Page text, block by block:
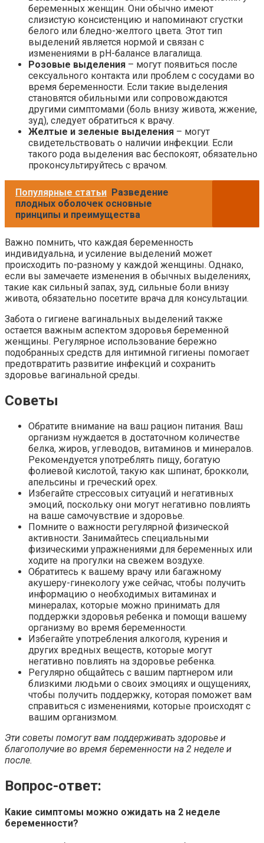
беременных женщин. Они обычно имеют
слизистую консистенцию и напоминают сгустки
белого или бледно-желтого цвета. Этот тип
выделений является нормой и связан с
изменениями в pH-балансе влагалища.
Розовые выделения – могут появиться после
сексуального контакта или проблем с сосудами во
время беременности. Если такие выделения
становятся обильными или сопровождаются
другими симптомами (боль внизу живота, жжение,
зуд), следует обратиться к врачу.
Желтые и зеленые выделения – могут
свидетельствовать о наличии инфекции. Если
такого рода выделения вас беспокоят, обязательно
проконсультируйтесь с врачом.
Популярные статьи Разведение
плодных оболочек основные
принципы и преимущества
Важно помнить, что каждая беременность
индивидуальна, и усиление выделений может
происходить по-разному у каждой женщины. Однако,
если вы замечаете изменения в обычных выделениях,
такие как сильный запах, зуд, сильные боли внизу
живота, обязательно посетите врача для консультации.
Забота о гигиене вагинальных выделений также
остается важным аспектом здоровья беременной
женщины. Регулярное использование бережно
подобранных средств для интимной гигиены помогает
предотвратить развитие инфекций и сохранить
здоровье вагинальной среды.
Советы
Обратите внимание на ваш рацион питания. Ваш
организм нуждается в достаточном количестве
белка, жиров, углеводов, витаминов и минералов.
Рекомендуется употреблять пищу, богатую
фолиевой кислотой, такую как шпинат, брокколи,
апельсины и греческий орех.
Избегайте стрессовых ситуаций и негативных
эмоций, поскольку они могут негативно повлиять
на ваше самочувствие и здоровье.
Помните о важности регулярной физической
активности. Занимайтесь специальными
физическими упражнениями для беременных или
ходите на прогулки на свежем воздухе.
Обратитесь к вашему врачу или багажному
акушеру-гинекологу уже сейчас, чтобы получить
информацию о необходимых витаминах и
минералах, которые можно принимать для
поддержки здоровья ребенка и помощи вашему
организму во время беременности.
Избегайте употребления алкоголя, курения и
других вредных веществ, которые могут
негативно повлиять на здоровье ребенка.
Регулярно общайтесь с вашим партнером или
близкими людьми о своих эмоциях и ощущениях,
чтобы получить поддержку, которая поможет вам
справиться с изменениями, которые происходят с
вашим организмом.
Эти советы помогут вам поддерживать здоровье и
благополучие во время беременности на 2 неделе и
после.
Вопрос-ответ:
Какие симптомы можно ожидать на 2 неделе
беременности?